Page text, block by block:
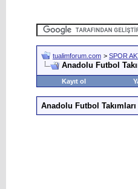
tualimforum.com > SPOR
Anadolu Futbol
Kayıt ol
Anadolu Futbol Takımları